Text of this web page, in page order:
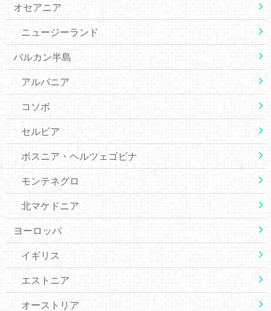
オセアニア
ニュージーランド
バルカン半島
アルバニア
コソボ
セルビア
ボスニア・ヘルツェゴビナ
モンテネグロ
北マケドニア
ヨーロッパ
イギリス
エストニア
オーストリア